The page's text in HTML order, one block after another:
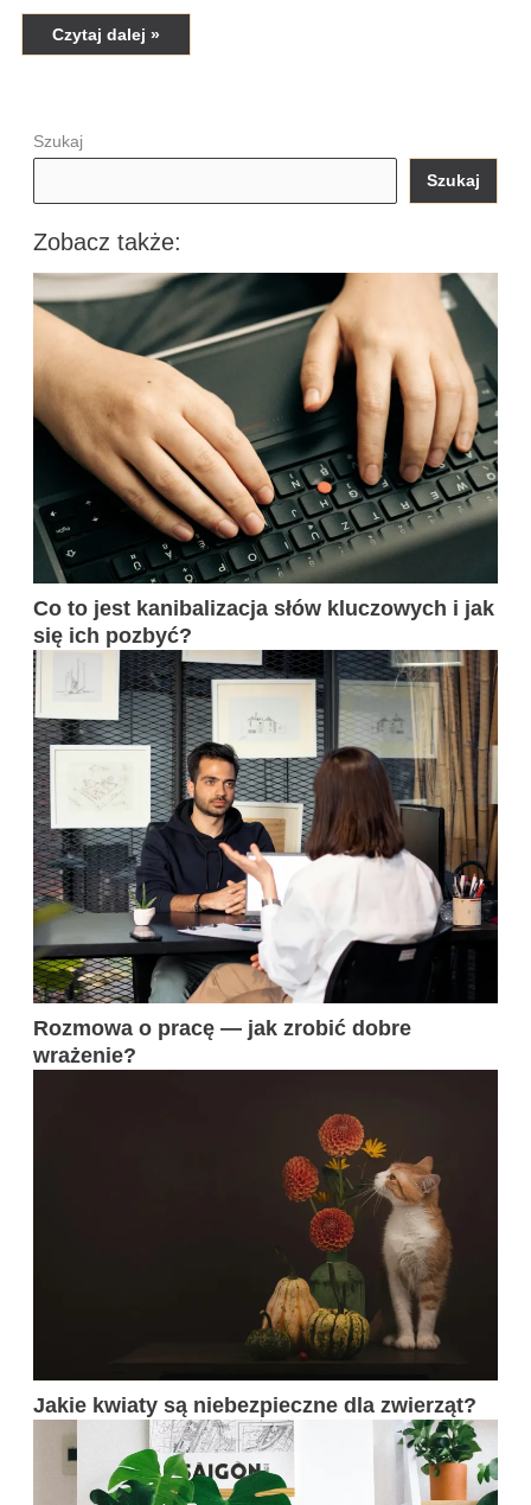
Czytaj dalej »
Szukaj
Szukaj
Zobacz także:
Co to jest kanibalizacja słów kluczowych i jak
się ich pozbyć?
Rozmowa o pracę — jak zrobić dobre
wrażenie?
Jakie kwiaty są niebezpieczne dla zwierząt?